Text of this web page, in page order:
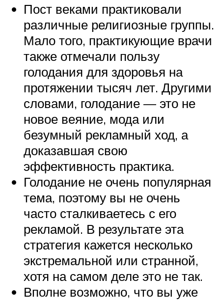
Пост веками практиковали
различные религиозные группы.
Мало того, практикующие врачи
также отмечали пользу
голодания для здоровья на
протяжении тысяч лет. Другими
словами, голодание — это не
новое веяние, мода или
безумный рекламный ход, а
доказавшая свою
эффективность практика.
Голодание не очень популярная
тема, поэтому вы не очень
часто сталкиваетесь с его
рекламой. В результате эта
стратегия кажется несколько
экстремальной или странной,
хотя на самом деле это не так.
Вполне возможно, что вы уже